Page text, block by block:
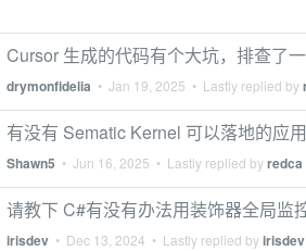
Cursor 生成的代码有个大坑，排查了
drymonfidelia • Jan 19, 2025 • Lastly replied by
有没有 Sematic Kernel 可以落地的应用
Shawn5 • Jun 16, 2025 • Lastly replied byredca
请教下 C#有没有办法用装饰器全局监
irisdev • Dec 13, 2024 • Lastly replied byirisdev